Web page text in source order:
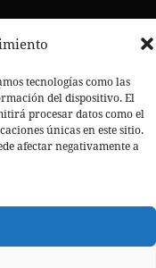
tecnologías como las
del dispositivo. El
procesar datos como el
únicas en este sitio.
afectar negativamente a
y el
y resiliencia.
Centro de estética
Galeón – Agencia de